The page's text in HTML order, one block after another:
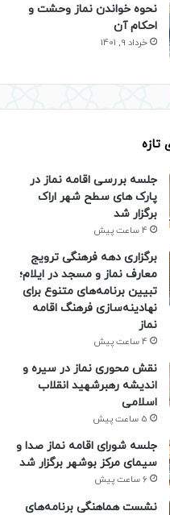
نحوه خواندن نماز وحشت و
احکام آن
خرداد 9, 1401
جلسه بررسی اقامه نماز در
پارک های سطح شهر اراک
برگزار شد
4 ساعت پیش
برگزاری دهه فرهنگی ترویج
معارف نماز و مسجد در ایلام؛
تبیین برنامه‌های متنوع برای
نهادینه‌سازی فرهنگ اقامه
نماز
4 ساعت پیش
نقش محوری نماز در سیره و
اندیشه رهبرشهید انقلاب
اسلامی
5 ساعت پیش
جلسه شورای اقامه نماز صدا و
سیمای مرکز بوشهر برگزار شد
6 ساعت پیش
نشست هماهنگی برنامه‌های